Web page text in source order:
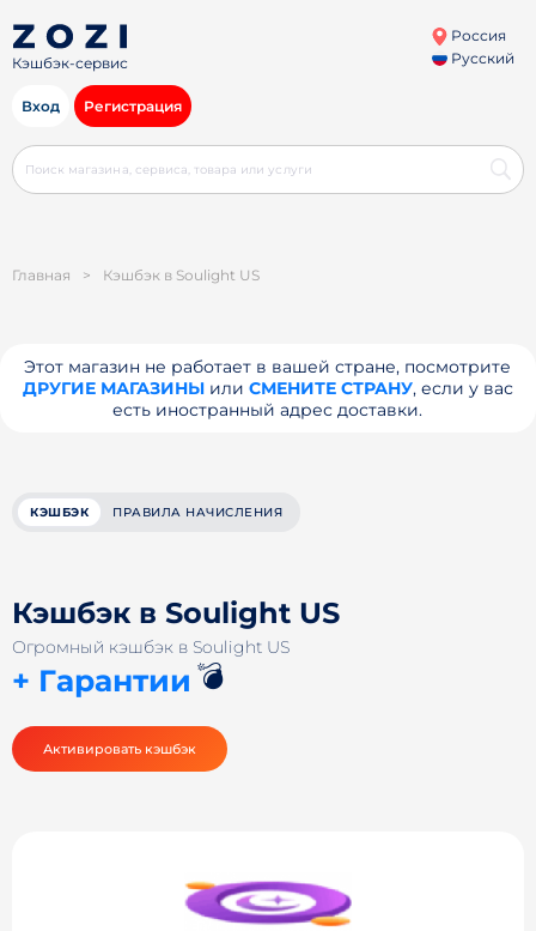
Кэшбэк-сервис
Россия
Русский
Вход Регистрация
Главная > Кэшбэк в Soulight US
Этот магазин не работает в вашей стране, посмотрите
ДРУГИЕ МАГАЗИНЫили СМЕНИТЕ СТРАНУ, если у вас
есть иностранный адрес доставки.
КЭШБЭК ПРАВИЛА НАЧИСЛЕНИЯ
Кэшбэк в Soulight US
Огромный кэшбэк в Soulight US
+ Гарантии 💣
Активировать кэшбэк